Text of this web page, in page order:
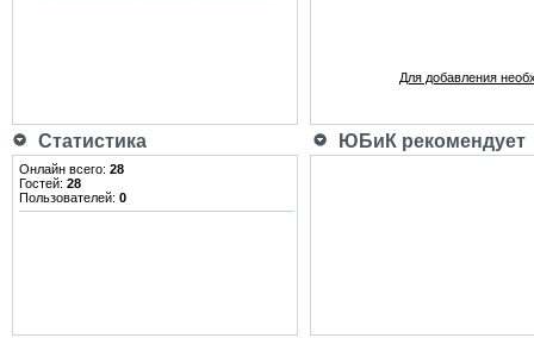
Для добавления
Статистика ЮБиК рекомендует
Онлайн всего: 28
Гостей: 28
Пользователей: 0